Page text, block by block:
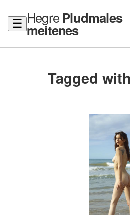
☰ Hegre Pludmales
meitenes
Tagged